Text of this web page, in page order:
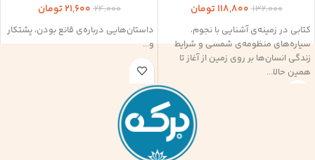
132,000
118,800 تومان
کتابی در زمینه‌ی آشنایی با نجوم،
سیاره‌های منظومه‌ی شمسی و شرایط
زندگی انسان‌ها بر روی زمین از آغاز تا
همین حالا...
24,000
21,600تومان
داستان‌هایی درباره‌ی قانع بودن، پشتکار
و...